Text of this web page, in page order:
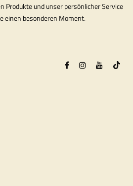
Produkte und unser persönlicher Service
einen besonderen Moment.